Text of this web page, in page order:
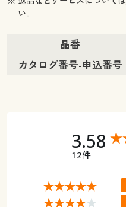
い。
品番
カタログ番号-申込番号
3.58
12件